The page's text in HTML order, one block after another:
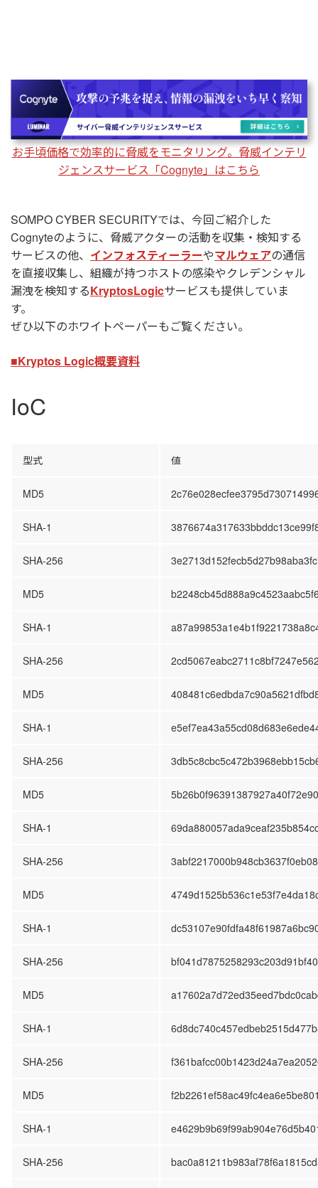
お手頃価格で効率的に脅威をモニタリング。脅威インテリ
ジェンスサービス「Cognyte」はこちら
SOMPO CYBER SECURITYでは、今回ご紹介した
Cognyteのように、脅威アクターの活動を収集・検知する
サービスの他、 インフォスティーラーやマルウェアの通信
を直接収集し、組織が持つホストの感染やクレデンシャル
漏洩を検知するKryptosLogicサービスも提供していま
す。
ぜひ以下のホワイトペーパーもご覧ください。
■Kryptos Logic概要資料
IoC
型式 値
MD5
SHA-1
SHA-256
MD5
SHA-1
SHA-256
MD5
SHA-1
SHA-256
MD5
SHA-1
SHA-256
MD5
SHA-1
SHA-256
MD5
SHA-1
SHA-256
MD5
SHA-1
SHA-256